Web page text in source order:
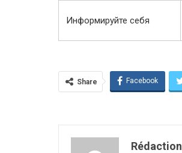
Информируйте себя
Share Facebook
Rédaction